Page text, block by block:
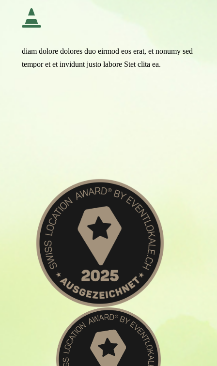

diam dolore dolores duo eirmod eos erat, et nonumy sed
tempor et et invidunt justo labore Stet clita ea.